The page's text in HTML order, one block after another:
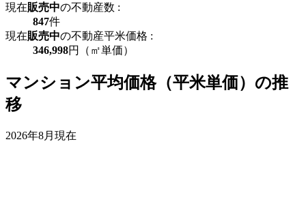
現在販売中の不動産数 :
847件
現在販売中の不動産平米価格 :
346,998円（㎡単価）
マンション平均価格（平米単価）の推
移
2026年8月現在